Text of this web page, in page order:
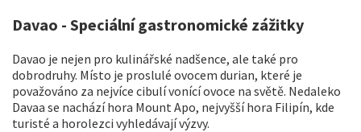
Davao - Speciální gastronomické zážitky
Davao je nejen pro kulinářské nadšence, ale také pro
dobrodruhy. Místo je proslulé ovocem durian, které je
považováno za nejvíce cibulí vonící ovoce na světě. Nedaleko
Davaa se nachází hora Mount Apo, nejvyšší hora Filipín, kde
turisté a horolezci vyhledávají výzvy.